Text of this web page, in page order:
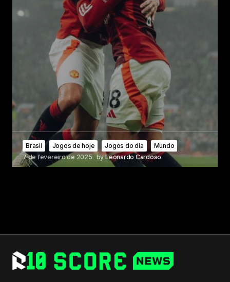
Brasil Jogos de hoje Jogos do dia
Mundo
7 de fevereiro de 2025 byLeonardo Cardoso